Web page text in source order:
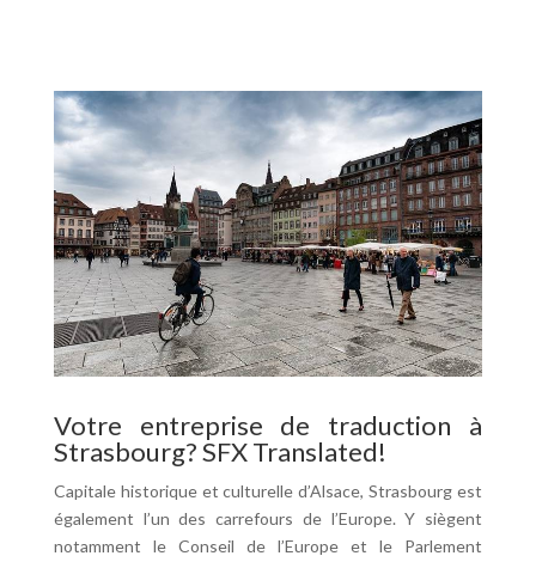
Votre entreprise de traduction à
Strasbourg? SFX Translated!
Capitale historique et culturelle d’Alsace, Strasbourg est
également l’un des carrefours de l’Europe. Y siègent
notamment le Conseil de l’Europe et le Parlement